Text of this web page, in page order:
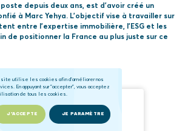
site utilise les cookies afin d'améliorer nos
En appuyant sur "accepter", vous acceptez
de tous les cookies.
J'ACCEPTE JE PARAMÈTRE
depuis deux ans, est d’avoir créé un
à Marc Yehya. L’objectif vise à travailler sur
entre l’expertise immobilière, l’ESG et les
de positionner la France au plus juste sur ce